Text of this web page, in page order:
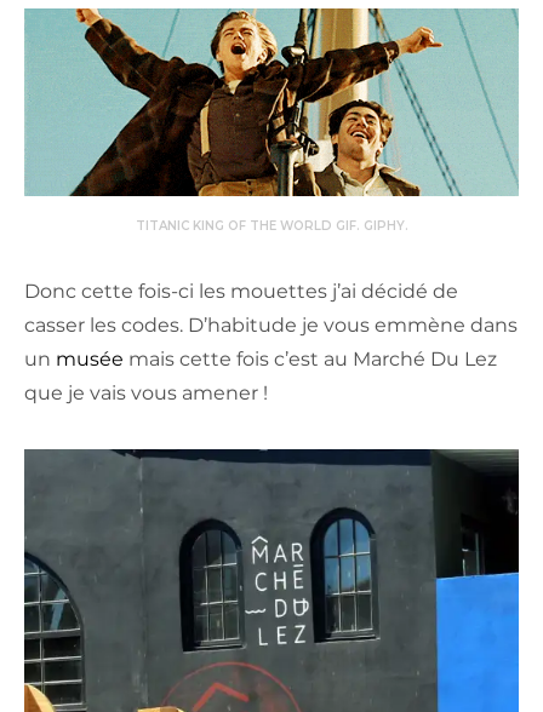
TITANIC KING OF THE WORLD GIF. GIPHY.
Donc cette fois-ci les mouettes j’ai décidé de
casser les codes. D’habitude je vous emmène dans
un musée mais cette fois c’est au Marché Du Lez
que je vais vous amener !